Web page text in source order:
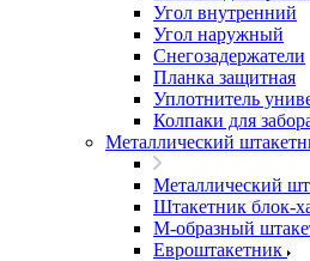
Угол внутренний
Угол наружный
Снегозадержатели
Планка защитная
Уплотнитель
Колпаки для
Металлический
Металлический
Штакетник блок-
М-образный
Евроштакетник